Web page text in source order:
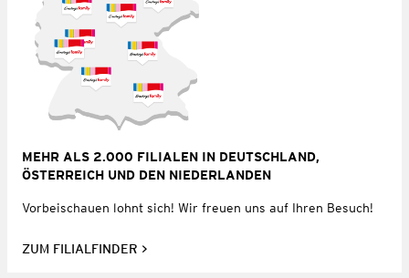
MEHR ALS 2.000 FILIALEN IN DEUTSCHLAND,
ÖSTERREICH UND DEN NIEDERLANDEN
Vorbeischauen lohnt sich! Wir freuen uns auf Ihren Besuch!
ZUM FILIALFINDER